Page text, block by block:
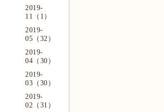
2019-
11（1）
2019-
05（32）
2019-
04（30）
2019-
03（30）
2019-
02（31）